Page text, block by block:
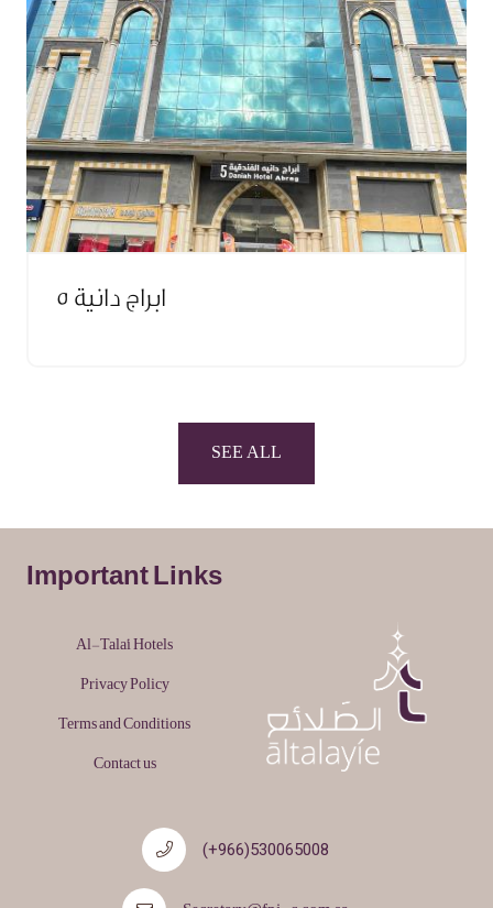
ابراج دانية 5
SEE ALL
Important Links
Al-Tala'i Hotels
Privacy Policy
Terms and Conditions
Contact us
530065008(966+)